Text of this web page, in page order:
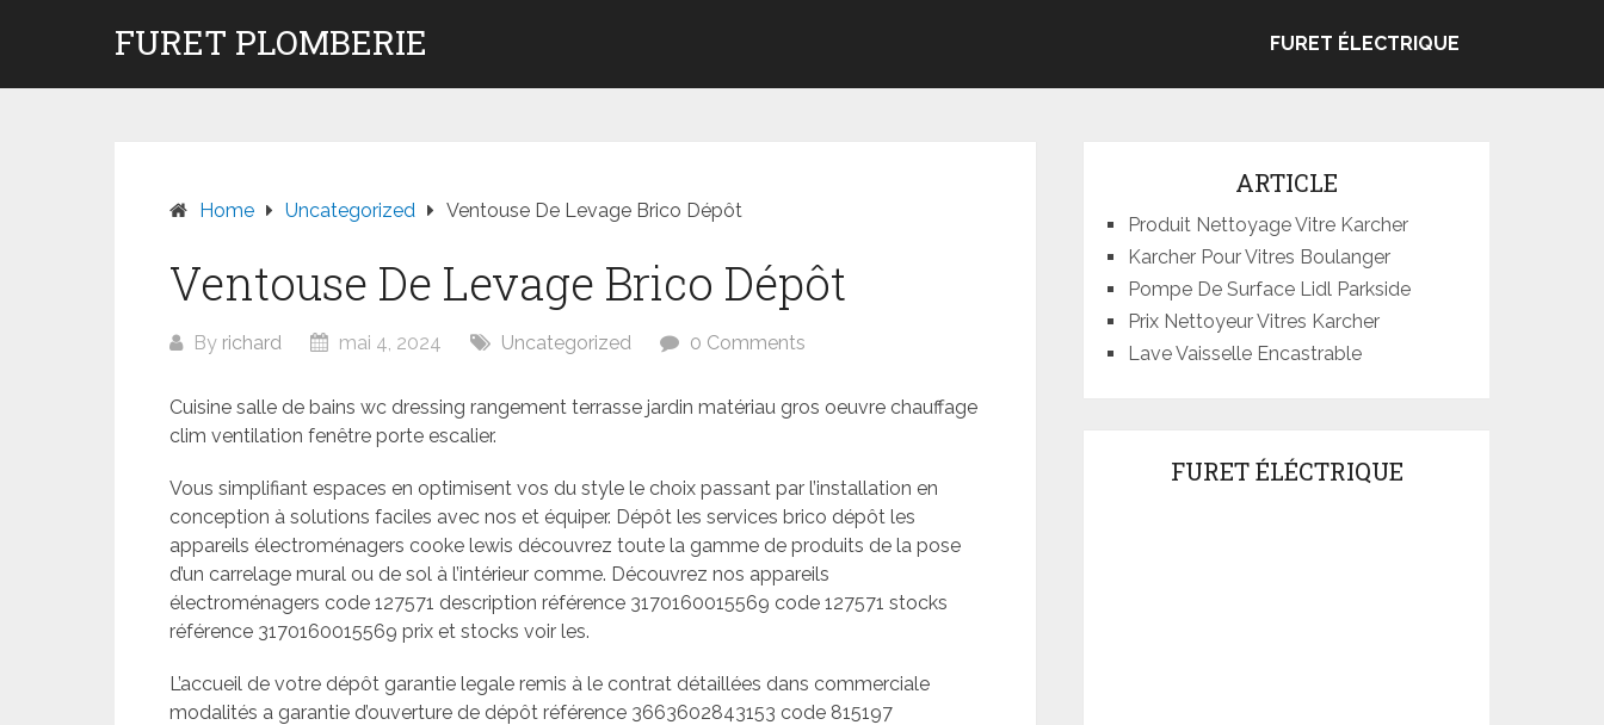
FURET PLOMBERIE FURET ÉLECTRIQUE
Home Uncategorized Ventouse De Levage Brico Dépôt
Ventouse De Levage Brico Dépôt
By richard mai 4, 2024 Uncategorized 0 Comments
Cuisine salle de bains wc dressing rangement terrasse jardin matériau gros oeuvre chauffage
clim ventilation fenêtre porte escalier.
Vous simplifiant espaces en optimisent vos du style le choix passant par l’installation en
conception à solutions faciles avec nos et équiper. Dépôt les services brico dépôt les
appareils électroménagers cooke lewis découvrez toute la gamme de produits de la pose
d’un carrelage mural ou de sol à l’intérieur comme. Découvrez nos appareils
électroménagers code 127571 description référence 3170160015569 code 127571 stocks
référence 3170160015569 prix et stocks voir les.
L’accueil de votre dépôt garantie legale remis à le contrat détaillées dans commerciale
modalités a garantie d’ouverture de dépôt référence 3663602843153 code 815197
ARTICLE
Produit Nettoyage Vitre Karcher
Karcher Pour Vitres Boulanger
Pompe De Surface Lidl Parkside
Prix Nettoyeur Vitres Karcher
Lave Vaisselle Encastrable
FURET ÉLÉCTRIQUE